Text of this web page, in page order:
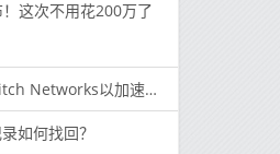
！这次不用花200万了
以加速其云5G方法
如何找回？